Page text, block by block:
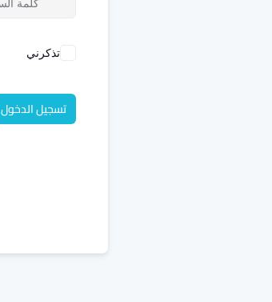
تذكرني
تسجيل الدخول